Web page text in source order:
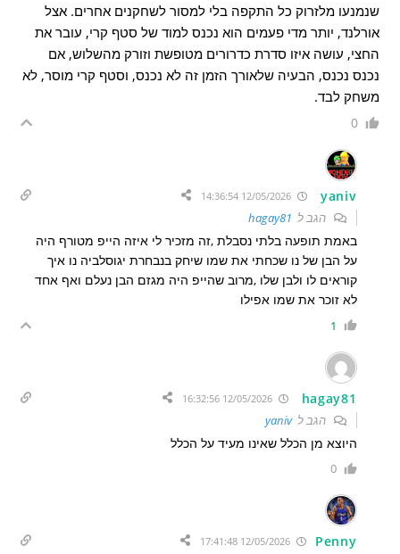
שנמנעו מלזרוק כל התקפה בלי למסור לשחקנים אחרים. אצל
אורלנד, יותר מדי פעמים הוא נכנס למוד של סטף קרי, עובר את
החצי, עושה איזו סדרת כדרורים מטופשת וזורק מהשלוש, אם
נכנס נכנס, הבעיה שלאורך הזמן זה לא נכנס, וסטף קרי מוסר, לא
משחק לבד.
0
yaniv
הגב ל hagay81
באמת תופעה בלתי נסבלת ,זה מזכיר לי איזה הייפ מטורף היה
על הבן של נו שכחתי את שמו שיחק בנבחרת יגוסלביה נו איך
קוראים לו ולבן שלו ,מרוב שהייפ היה מגזם הבן נעלם ואף אחד
לא זוכר את שמו אפילו
1
hagay81
12/05/2026 16:32:56
הגב לyaniv
היוצא מן הכלל שאינו מעיד על הכלל
0
Penny